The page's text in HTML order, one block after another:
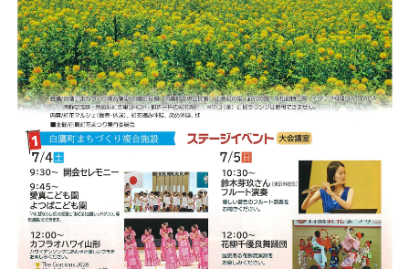
しらたかを楽しむ - 見る
しらたかを楽しむ - 食べる
しらたかを楽しむ - 泊まる
しらたかを楽しむ - 買う
しらたかを楽しむ - 遊ぶ/体験する
桜開花情報
紅花開花情報